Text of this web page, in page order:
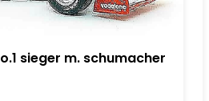
sieger m. schumacher